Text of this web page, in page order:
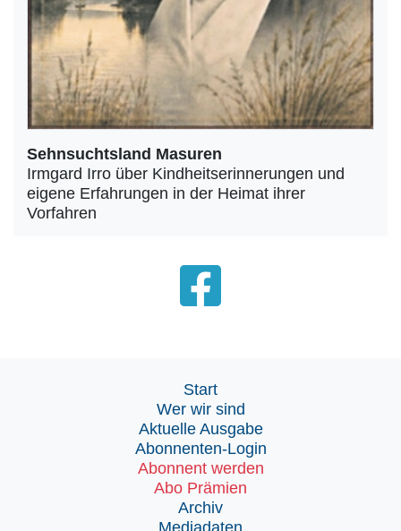
Sehnsuchtsland Masuren
Irmgard Irro über Kindheitserinnerungen und
eigene Erfahrungen in der Heimat ihrer
Vorfahren
Start
Wer wir sind
Aktuelle Ausgabe
Abonnenten-Login
Abonnent werden
Abo Prämien
Archiv